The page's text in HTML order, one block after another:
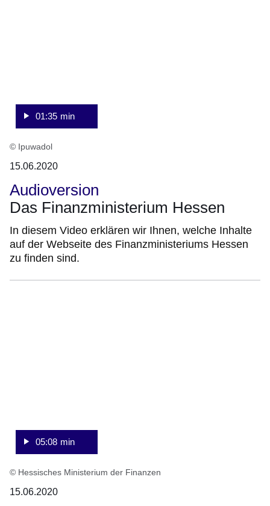
01:35 min
© Ipuwadol
15.06.2020
Audioversion
Das Finanzministerium Hessen
In diesem Video erklären wir Ihnen, welche Inhalte
auf der Webseite des Finanzministeriums Hessen
zu finden sind.
05:08 min
© Hessisches Ministerium der Finanzen
15.06.2020